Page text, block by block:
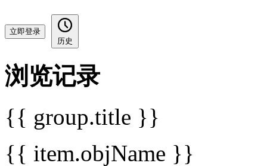
立即登录
历史
浏览记录
{{ group.title }}
{{ item.objName }}